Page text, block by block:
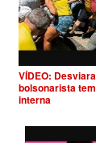
VÍDEO:
bolsonarista
interna